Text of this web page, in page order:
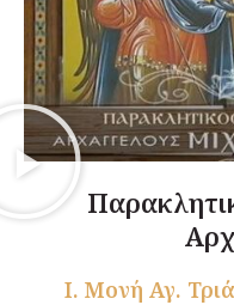
Ι. Μονή Αγ.